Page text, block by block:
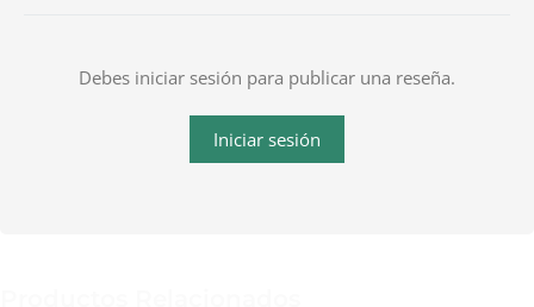
Debes iniciar sesión para publicar una reseña.
Iniciar sesión